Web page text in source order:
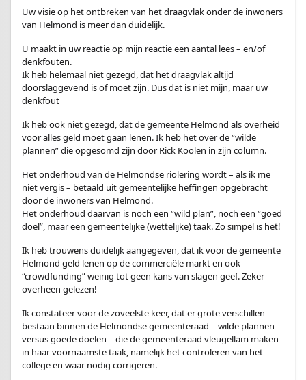
Uw visie op het ontbreken van het draagvlak onder de inwoners
van Helmond is meer dan duidelijk.
U maakt in uw reactie op mijn reactie een aantal lees – en/of
denkfouten.
Ik heb helemaal niet gezegd, dat het draagvlak altijd
doorslaggevend is of moet zijn. Dus dat is niet mijn, maar uw
denkfout
Ik heb ook niet gezegd, dat de gemeente Helmond als overheid
voor alles geld moet gaan lenen. Ik heb het over de “wilde
plannen” die opgesomd zijn door Rick Koolen in zijn column.
Het onderhoud van de Helmondse riolering wordt – als ik me
niet vergis – betaald uit gemeentelijke heffingen opgebracht
door de inwoners van Helmond.
Het onderhoud daarvan is noch een “wild plan”, noch een “goed
doel”, maar een gemeentelijke (wettelijke) taak. Zo simpel is het!
Ik heb trouwens duidelijk aangegeven, dat ik voor de gemeente
Helmond geld lenen op de commerciële markt en ook
“crowdfunding” weinig tot geen kans van slagen geef. Zeker
overheen gelezen!
Ik constateer voor de zoveelste keer, dat er grote verschillen
bestaan binnen de Helmondse gemeenteraad – wilde plannen
versus goede doelen – die de gemeenteraad vleugellam maken
in haar voornaamste taak, namelijk het controleren van het
college en waar nodig corrigeren.